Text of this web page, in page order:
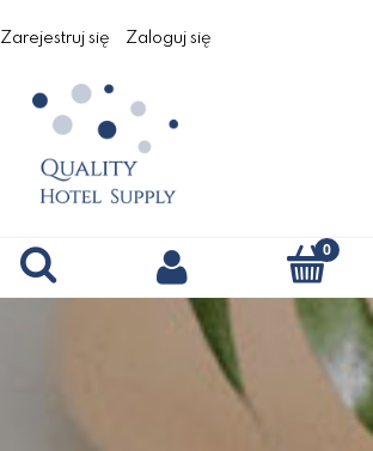
Zarejestruj się Zaloguj się